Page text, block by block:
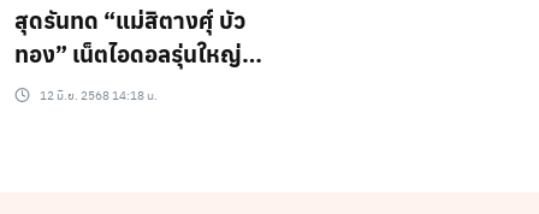
สุดรันทด “แม่สิตางศุ์ บัว
ทอง” เน็ตไอดอลรุ่นใหญ่
ร่ำไห้ชีวิตพลิก ต้องอยู่วัด-
12 มิ.ย. 2568 14:18 น.